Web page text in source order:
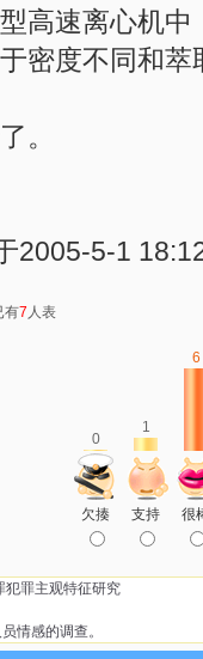
高速离心机
密度不同和
。
2005-5-1
有7 人表
0
1
6
欠揍 支持 很
犯罪主观特征研究
情感的调查。